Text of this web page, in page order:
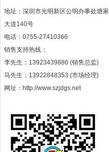
地址：深圳市光明新区公明办事处塘家
大道140号
电话：0755-27410366
销售支持热线：
李先生：13923439886 (销售总监)
马先生：13922848353 (市场经理)
网址：http://www.szjdgs.net